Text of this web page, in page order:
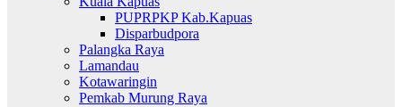
PUPRPKP Kab.Kapuas
Disparbudpora
Palangka Raya
Lamandau
Kotawaringin
Pemkab Murung Raya